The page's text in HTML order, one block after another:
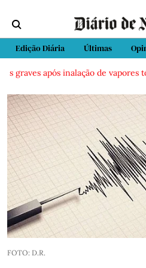
Edição Diária Últimas
após inalação de vapores
FOTO: D.R.